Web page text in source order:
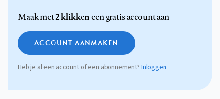
Maak met2 klikkeneen gratis account aan
ACCOUNT AANMAKEN
Heb je al een account of een abonnement?Inloggen